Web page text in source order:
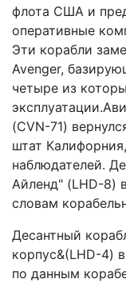
флота США и
оперативные
Эти корабли
Avenger,
четыре из
(CVN-71)
штат
наблюдателей.
Айленд" (LHD-8)
словам
Десантный
корпус&(LHD-4)
по данным